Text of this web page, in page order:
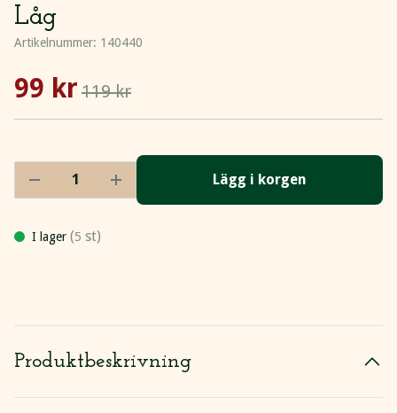
Låg
Artikelnummer: 140440
99 kr 119 kr
Lägg i korgen
I lager (5 st)
Produktbeskrivning